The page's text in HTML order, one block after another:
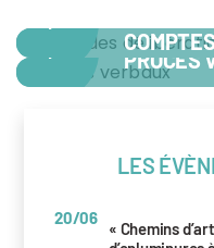
+
+ PROCÈS
LES
« Chemins
20/06